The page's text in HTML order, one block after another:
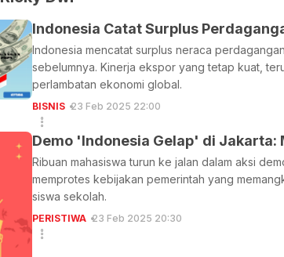
Indonesia Catat Surplus
Indonesia mencatat surplus neraca
sebelumnya. Kinerja ekspor yang tetap kuat,
perlambatan ekonomi global.
BISNIS 23 Feb 2025 22:00
Demo 'Indonesia Gelap' di Jakarta:
Ribuan mahasiswa turun ke jalan dalam aksi
memprotes kebijakan pemerintah yang
siswa sekolah.
PERISTIWA 23 Feb 2025 20:30